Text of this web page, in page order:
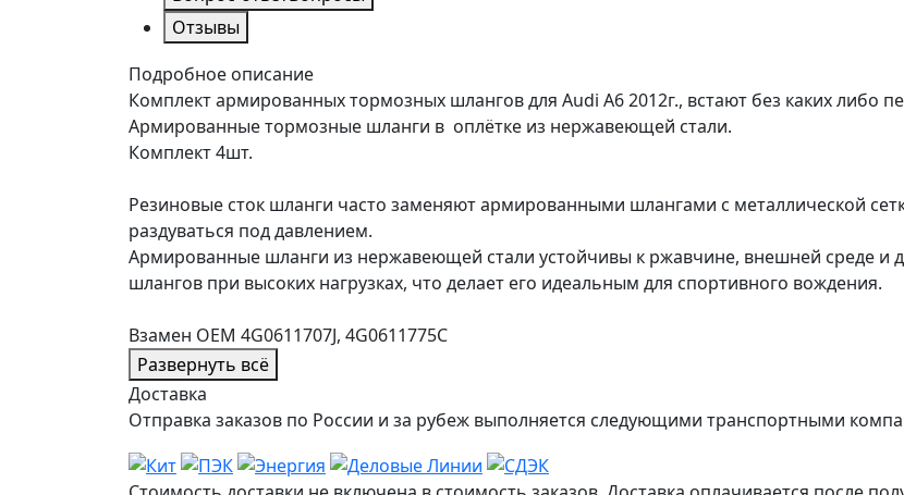
Отзывы
Подробное описание
Комплект армированных тормозных шлангов для Audi A6 2012г., встают без каких либо
Армированные тормозные шланги в оплётке из нержавеющей стали.
Комплект 4шт.
Резиновые сток шланги часто заменяют армированными шлангами с металлической
раздуваться под давлением.
Армированные шланги из нержавеющей стали устойчивы к ржавчине, внешней среде и
шлангов при высоких нагрузках, что делает его идеальным для спортивного вождения.
Взамен OEM 4G0611707J, 4G0611775C
Развернуть всё
Доставка
Отправка заказов по России и за рубеж выполняется следующими транспортными